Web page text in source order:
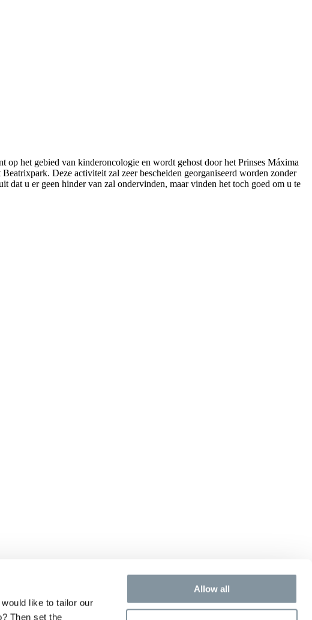
like to tailor our
Then set the
Allow all
het gebied van kinderoncologie en wordt gehost door het Prinses Máxima
Deze activiteit zal zeer bescheiden georganiseerd worden zonder
dat u er geen hinder van zal ondervinden, maar vinden het toch goed om u te